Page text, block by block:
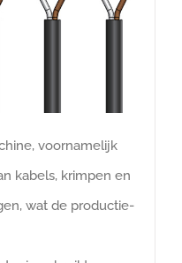
voornamelijk
kabels, krimpen en
wat de productie-